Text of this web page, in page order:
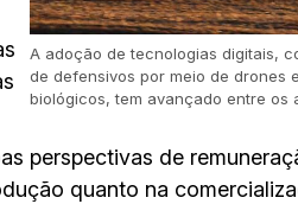
A adoção de tecnologias digitais,
de defensivos por meio de drones
biológicos, tem avançado entre os
perspectivas de
quanto na